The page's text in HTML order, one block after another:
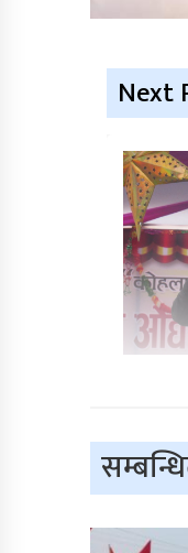
Next